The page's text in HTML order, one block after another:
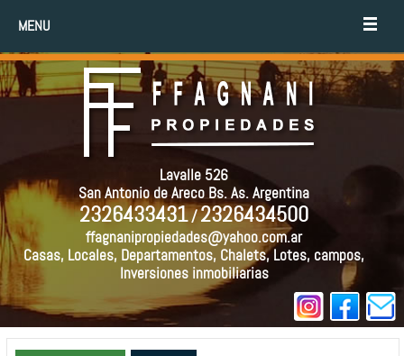
MENU
Lavalle 526
San Antonio de Areco Bs. As. Argentina
2326433431/2326434500
ffagnanipropiedades@yahoo.com.ar
Casas, Locales, Departamentos, Chalets, Lotes, campos,
Inversiones inmobiliarias